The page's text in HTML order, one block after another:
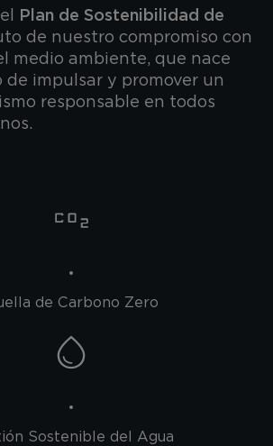
Plan de Sostenibilidad de
de nuestro compromiso con
medio ambiente, que nace
impulsar y promover un
responsable en todos
de Carbono Zero
Sostenible del Agua